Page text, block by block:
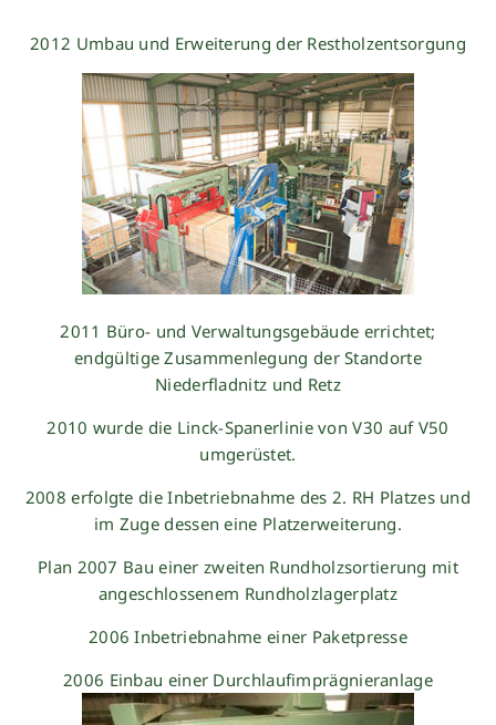
2012 Umbau und Erweiterung der Restholz­entsorgung
2011 Büro- und Verwaltungsgebäude errichtet;
endgültige Zusammenlegung der Standorte
Niederfladnitz und Retz
2010 wurde die Linck-Spanerlinie von V30 auf V50
umgerüstet.
2008 erfolgte die Inbetriebnahme des 2. RH Platzes und
im Zuge dessen eine Platzerweiterung.
Plan 2007 Bau einer zweiten Rundholzsortierung mit
angeschlossenem Rundholzlagerplatz
2006 Inbetriebnahme einer Paketpresse
2006 Einbau einer Durchlaufimprägnieranlage